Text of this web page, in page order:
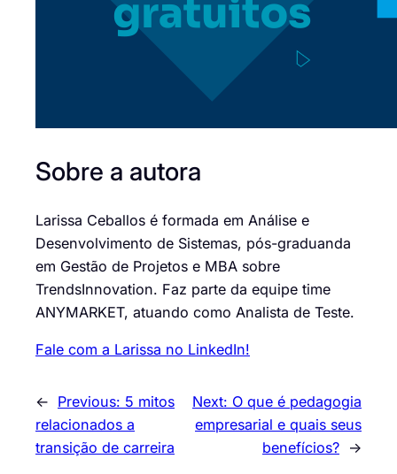
Sobre a autora
Larissa Ceballos é formada em Análise e
Desenvolvimento de Sistemas, pós-graduanda
em Gestão de Projetos e MBA sobre
TrendsInnovation. Faz parte da equipe time
ANYMARKET, atuando como Analista de Teste.
Fale com a Larissa no LinkedIn!
← Previous: 5 mitos
relacionados a
transição de carreira
Next: O que é pedagogia
empresarial e quais seus
benefícios? →